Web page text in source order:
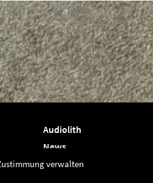
verwalten
Audiolith
News
Artists